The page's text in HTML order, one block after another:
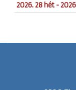
2026. 28 hét -